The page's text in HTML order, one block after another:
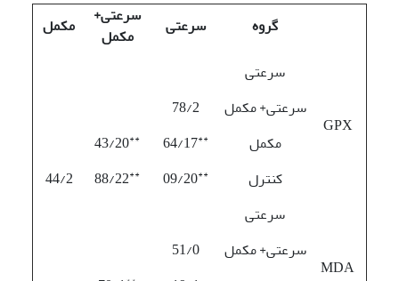
گروه سرعتی
سرعتی+
مکمل
مکمل
GPX
سرعتی
سرعتی+ مکمل
78/2
مکمل
**
64/17
**
43/20
کنترل
**
09/20
**
88/22
44/2
MDA
سرعتی
سرعتی+ مکمل
51/0